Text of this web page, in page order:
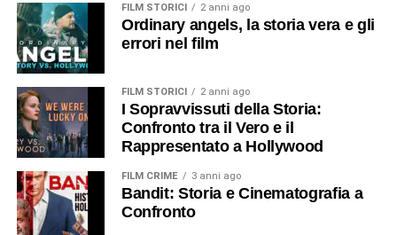
FILM STORICI 2 anni ago
Ordinary angels, la storia vera e gli
errori nel film
FILM STORICI 2 anni ago
I Sopravvissuti della Storia:
Confronto tra il Vero e il
Rappresentato a Hollywood
FILM CRIME 3 anni ago
Bandit: Storia e Cinematografia a
Confronto